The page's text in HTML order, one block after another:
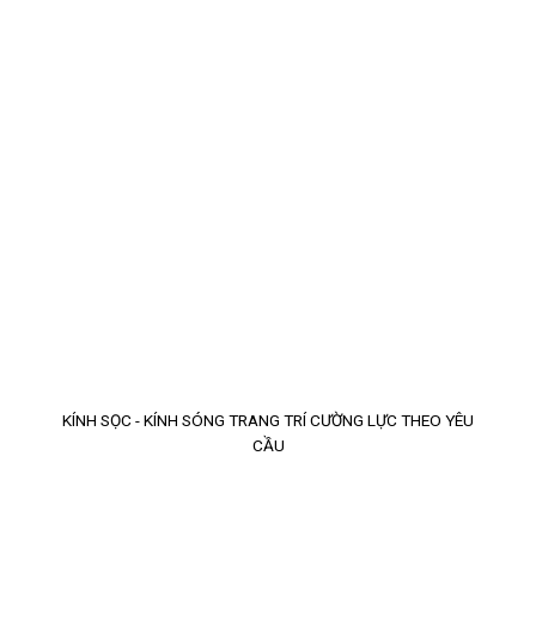
KÍNH SỌC - KÍNH SÓNG TRANG TRÍ CƯỜNG LỰC THEO YÊU
CẦU